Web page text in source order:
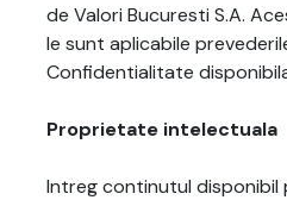
de Valori Bucuresti S.A.
le sunt aplicabile
Confidentialitate
Proprietate intelectuala
Intreg continutul disponibil